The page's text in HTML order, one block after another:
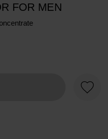
FOR MEN